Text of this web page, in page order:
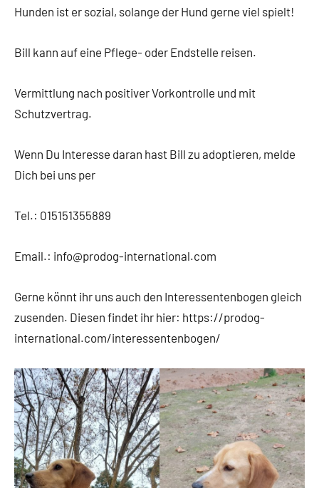
Hunden ist er sozial, solange der Hund gerne viel spielt!
Bill kann auf eine Pflege- oder Endstelle reisen.
Vermittlung nach positiver Vorkontrolle und mit
Schutzvertrag.
Wenn Du Interesse daran hast Bill zu adoptieren, melde
Dich bei uns per
Tel.: 015151355889
Email.: info@prodog-international.com
Gerne könnt ihr uns auch den Interessentenbogen gleich
zusenden. Diesen findet ihr hier: https://prodog-
international.com/interessentenbogen/